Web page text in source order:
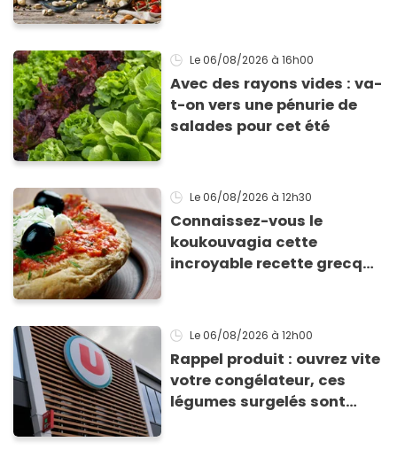
Le 06/08/2026 à 16h00
Avec des rayons vides : va-
t-on vers une pénurie de
salades pour cet été
Le 06/08/2026 à 12h30
Connaissez-vous le
koukouvagia cette
incroyable recette grecque
Le 06/08/2026 à 12h00
Rappel produit : ouvrez vite
votre congélateur, ces
légumes surgelés sont